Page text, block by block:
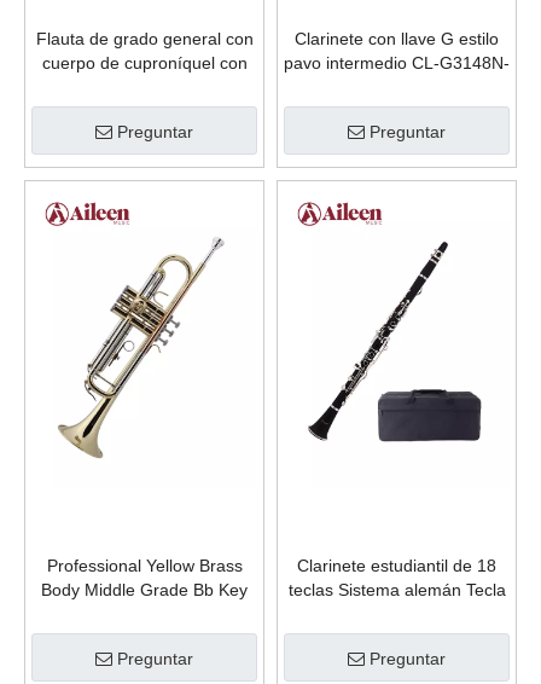
Flauta de grado general con
cuerpo de cuproníquel con
Preguntar
Clarinete con llave G estilo
pavo intermedio CL-G3148N-
Preguntar
Professional Yellow Brass
Body Middle Grade Bb Key
Preguntar
Clarinete estudiantil de 18
teclas Sistema alemán Tecla
de veta de madera, teclas de
níquel (CL-D3118GN)
Preguntar